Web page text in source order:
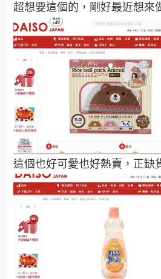
超想要這個的，剛好最近想來
這個也好可愛也好熱賣，正缺